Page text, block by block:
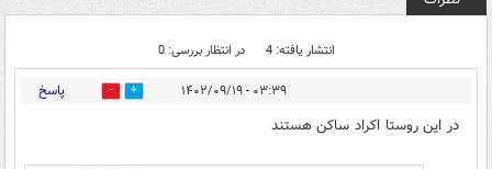
انتشار یافته: 4 در انتظار بررسی: 0
۰۳:۳۹ - ۱۴۰۲/۰۹/۱۹ 4 پاسخ
در این روستا اکراد ساکن هستند